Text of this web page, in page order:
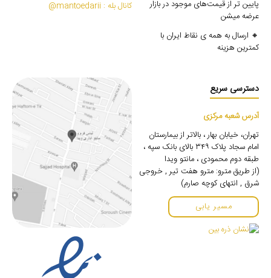
پایین تر از قیمت‌های موجود در بازار
عرضه میشن
🔸 ارسال به همه ی نقاط ایران با
کمترین هزینه
کانال بله : mantoedarii@
دسترسی سریع
آدرس شعبه مرکزی
تهران، خیابان بهار ، بالاتر از بیمارستان
امام سجاد پلاک ۳۴۹ بالای بانک سپه ،
طبقه دوم محمودی ، مانتو ویدا
(از طریق مترو: مترو هفت تیر , خروجی
شرق , انتهای کوچه صارم)
مسیر یابی